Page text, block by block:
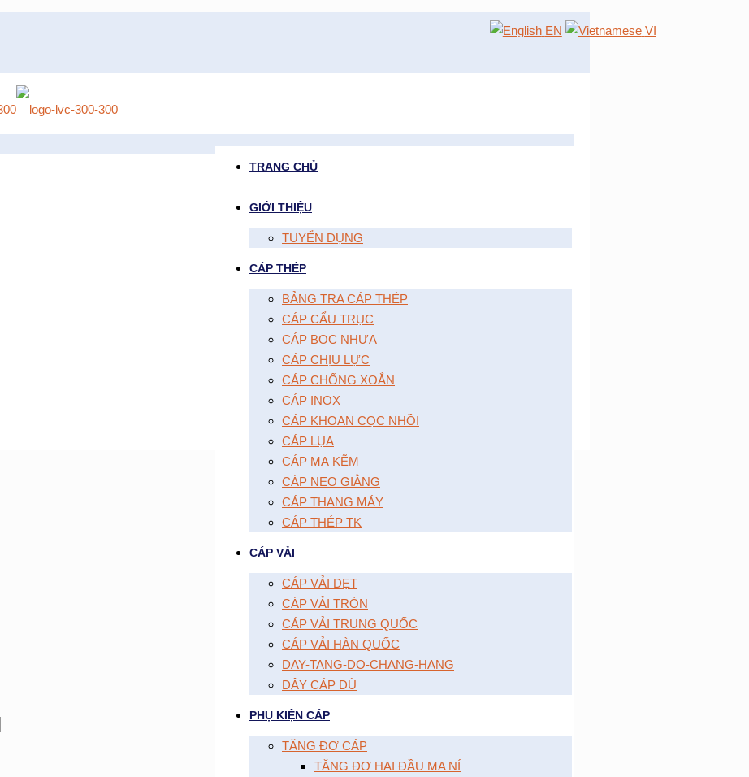
TRANG CHỦ
GIỚI THIỆU
TUYỂN DỤNG
CÁP THÉP
BẢNG TRA CÁP THÉP
CÁP CẨU TRỤC
CÁP BỌC NHỰA
CÁP CHỊU LỰC
CÁP CHỐNG XOẮN
CÁP INOX
CÁP KHOAN CỌC NHỒI
CÁP LỤA
CÁP MẠ KẼM
CÁP NEO GIẰNG
CÁP THANG MÁY
CÁP THÉP TK
CÁP VẢI
CÁP VẢI DẸT
CÁP VẢI TRÒN
CÁP VẢI TRUNG QUỐC
CÁP VẢI HÀN QUỐC
DAY-TANG-DO-CHANG-HANG
DÂY CÁP DÙ
PHỤ KIỆN CÁP
TĂNG ĐƠ CÁP
TĂNG ĐƠ HAI ĐẦU MA NÍ
EN VI